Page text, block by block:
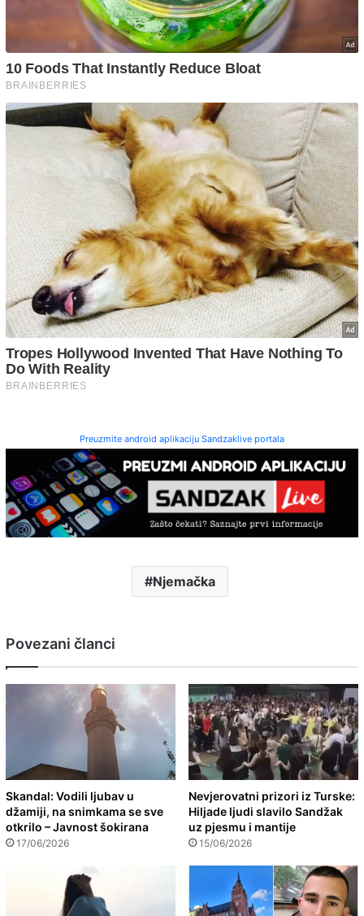
Preuzmite android aplikaciju Sandzaklive portala
Njemačka
Povezani članci
Skandal: Vodili ljubav u
džamiji, na snimkama se sve
otkrilo – Javnost šokirana
17/06/2026
Nevjerovatni prizori iz Turske:
Hiljade ljudi slavilo Sandžak
uz pjesmu i mantije
15/06/2026